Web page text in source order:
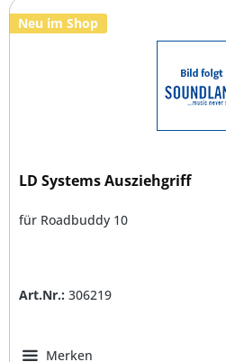
Neu im Shop
LD Systems Ausziehgriff
für Roadbuddy 10
Art.Nr.: 306219
Merken